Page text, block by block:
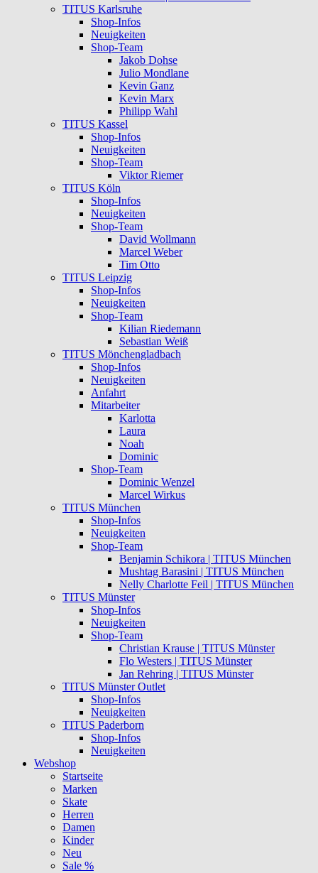
TITUS Karlsruhe
Shop-Infos
Neuigkeiten
Shop-Team
Jakob Dohse
Julio Mondlane
Kevin Ganz
Kevin Marx
Philipp Wahl
TITUS Kassel
Shop-Infos
Neuigkeiten
Shop-Team
Viktor Riemer
TITUS Köln
Shop-Infos
Neuigkeiten
Shop-Team
David Wollmann
Marcel Weber
Tim Otto
TITUS Leipzig
Shop-Infos
Neuigkeiten
Shop-Team
Kilian Riedemann
Sebastian Weiß
TITUS Mönchengladbach
Shop-Infos
Neuigkeiten
Anfahrt
Mitarbeiter
Karlotta
Laura
Noah
Dominic
Shop-Team
Dominic Wenzel
Marcel Wirkus
TITUS München
Shop-Infos
Neuigkeiten
Shop-Team
Benjamin Schikora | TITUS München
Mushtag Barasini | TITUS München
Nelly Charlotte Feil | TITUS München
TITUS Münster
Shop-Infos
Neuigkeiten
Shop-Team
Christian Krause | TITUS Münster
Flo Westers | TITUS Münster
Jan Rehring | TITUS Münster
TITUS Münster Outlet
Shop-Infos
Neuigkeiten
TITUS Paderborn
Shop-Infos
Neuigkeiten
Webshop
Startseite
Marken
Skate
Herren
Damen
Kinder
Neu
Sale %